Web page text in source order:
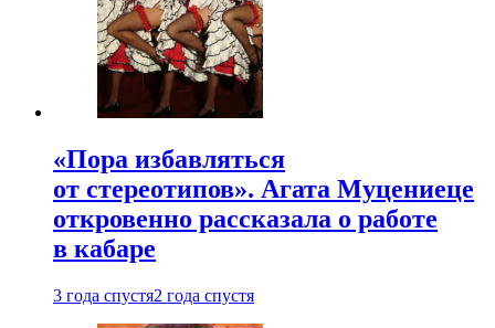
«Пора избавляться
от стереотипов». Агата Муцениеце
откровенно рассказала о работе
в кабаре
3 года спустя2 года спустя